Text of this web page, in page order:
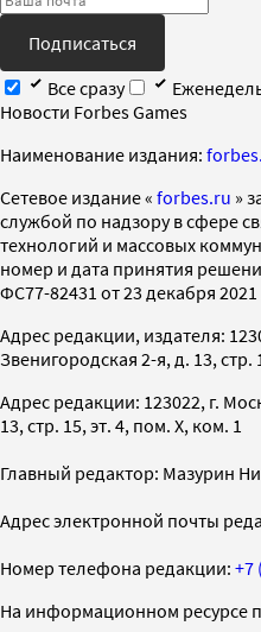
Подписаться
Все сразу
Новости Forbes Games
Наименование издания:
Cетевое издание « forbes.ru »
службой по надзору в сфере
технологий и массовых
номер и дата принятия
ФС77-82431 от 23 декабря 2021
Адрес редакции, издателя:
Звенигородская 2-я, д. 13, стр.
Адрес редакции: 123022, г.
13, стр. 15, эт. 4, пом. X, ком. 1
Главный редактор: Мазурин
Адрес электронной почты
Номер телефона редакции: +7
На информационном ресурсе